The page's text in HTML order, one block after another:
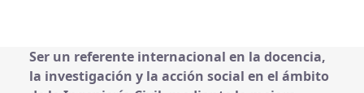
Ser un referente internacional en la docencia,
la investigación y la acción social en el ámbito